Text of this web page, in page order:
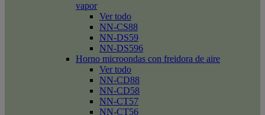
vapor
Ver todo
NN-CS88
NN-DS59
NN-DS596
Horno microondas con freidora de aire
Ver todo
NN-CD88
NN-CD58
NN-CT57
NN-CT56